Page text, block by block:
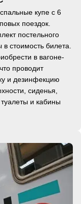
купе с 6
поездок.
постельного
стоимость билета.
в вагоне-
проводит
и дезинфекцию
сиденья,
и кабины